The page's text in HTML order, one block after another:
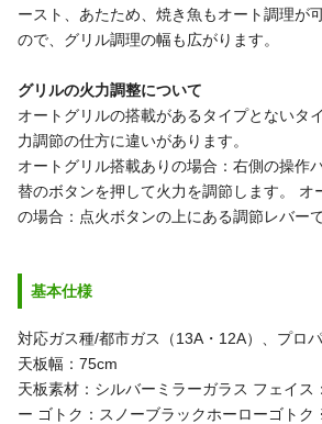
ースト、あたため、焼き魚もオート調理が
ので、グリル調理の幅も広がります。
グリルの火力調整について
オートグリルの搭載があるタイプとないタ
力調節の仕方に違いがあります。
オートグリル搭載ありの場合：右側の操作
替のボタンを押して火力を調節します。
オ
の場合：点火ボタンの上にある調節レバー
基本仕様
対応ガス種/都市ガス（13A・12A）、プロパ
天板幅：75cm
天板素材：シルバーミラーガラス フェイス
ー ゴトク：スノーブラックホーローゴトク